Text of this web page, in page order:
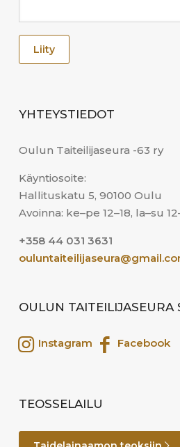
YHTEYSTIEDOT
Oulun Taiteilijaseura -63 ry
Käyntiosoite:
Hallituskatu 5, 90100 Oulu
Avoinna: ke–pe 12–18, la–su
+358 44 031 3631
OULUN TAITEILIJASEURA
Instagram Facebook
TEOSSELAILU